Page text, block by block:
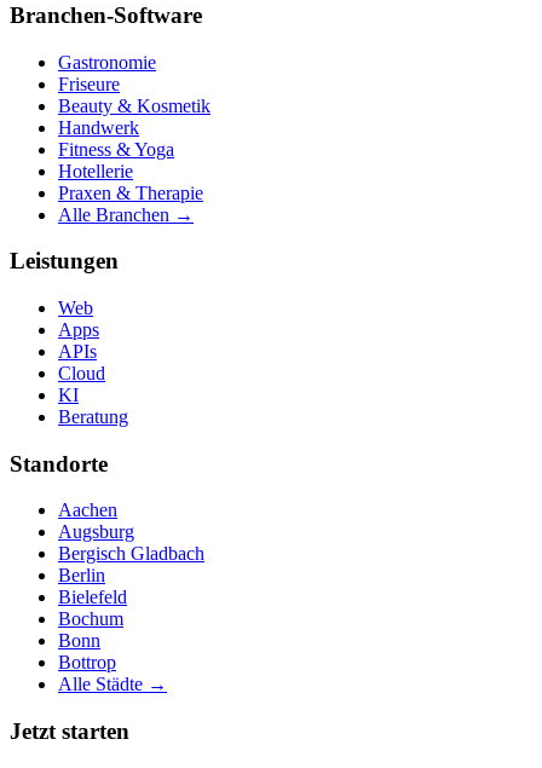
Branchen-Software
Gastronomie
Friseure
Beauty & Kosmetik
Handwerk
Fitness & Yoga
Hotellerie
Praxen & Therapie
Alle Branchen →
Leistungen
Web
Apps
APIs
Cloud
KI
Beratung
Standorte
Aachen
Augsburg
Bergisch Gladbach
Berlin
Bielefeld
Bochum
Bonn
Bottrop
Alle Städte →
Jetzt starten